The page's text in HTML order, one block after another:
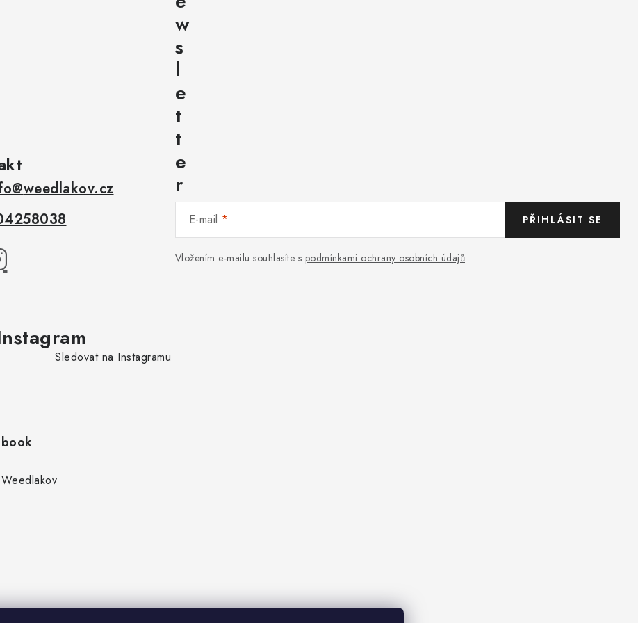
@weedlakov.cz
w
s
l
e
t
t
e
r
E-mail
Vložením e-mailu souhlasíte s podmínkami ochrany osobních údajů
PŘIHLÁSIT SE
Weedlakov
Sledovat na Instagramu